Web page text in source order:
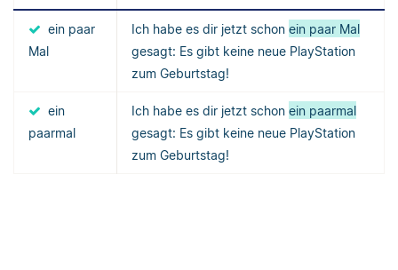
ein paar
Mal
Ich habe es dir jetzt schon ein paar Mal
gesagt: Es gibt keine neue PlayStation
zum Geburtstag!
ein
paarmal
Ich habe es dir jetzt schon ein paarmal
gesagt: Es gibt keine neue PlayStation
zum Geburtstag!